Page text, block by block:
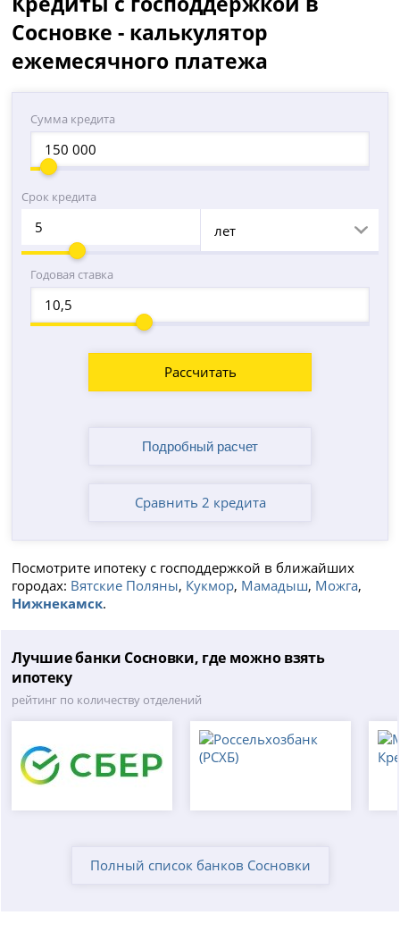
Сосновке - калькулятор
ежемесячного платежа
Сумма кредита
Срок кредита
лет
Годовая ставка
Рассчитать
Сравнить 2 кредита
Посмотрите ипотеку с господдержкой в ближайших
городах: Вятские Поляны, Кукмор, Мамадыш, Можга,
Нижнекамск.
Лучшие банки Сосновки, где можно взять
ипотеку
рейтинг по количеству отделений
Полный список банков Сосновки